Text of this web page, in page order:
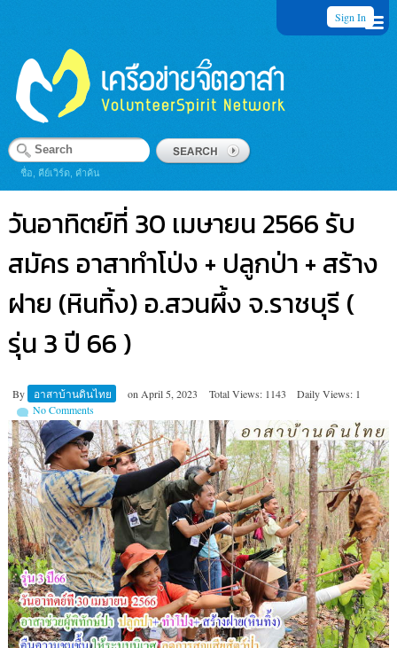
Sign In
ชื่อ, คีย์เวิร์ด, คำค้น
วันอาทิตย์ที่ 30 เมษายน 2566 รับ
สมัคร อาสาทำโป่ง + ปลูกป่า + สร้าง
ฝาย (หินทิ้ง) อ.สวนผึ้ง จ.ราชบุรี (
รุ่น 3 ปี 66 )
By อาสาบ้านดินไทย on April 5, 2023 Total Views: 1143
Daily Views: 1
No Comments